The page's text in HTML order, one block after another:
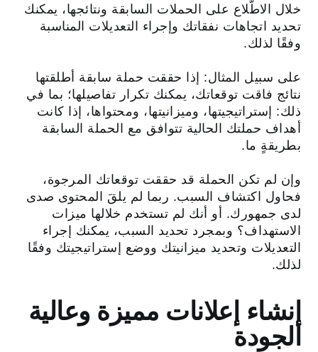
خلال الاطّلاع على الحملات السابقة ونتائجها، يمكنك
تحديد اتجاهات نفقاتك وإجراء التعديلات المناسبة
وفقًا لذلك.
على سبيل المثال: إذا حققت حملة سابقة أطلقتها
نتائج فاقت توقعاتك، يمكنك تكرار تفاصيلها؛ بما في
ذلك: إستراتيجيتها، وميزانيتها، ومحتواها، إذا كانت
أهداف حملتك الحالية تتوافق مع الحملة السابقة
بطريقةٍ ما.
وإن لم تكن الحملة قد حققت توقعاتك المرجوة،
فحاول اكتشاف السبب. ربما لم يلقَ المحتوى صدى
لدى جمهورك. أو أنك لم تستخدم خلالها ميزات
الاستهداف؟ وبمجرد تحديد السبب، يمكنك إجراء
التعديلات وتحديد ميزانيتك ووضع إستراتيجيتك وفقًا
لذلك.
إنشاء إعلانات مميزة وعالية
الجودة